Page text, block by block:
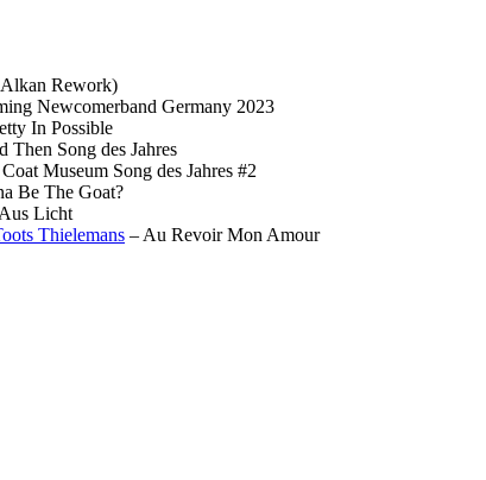
Rework)
Newcomerband Germany 2023
In Possible
Then Song des Jahres
Museum Song des Jahres #2
Be The Goat?
Licht
Thielemans – Au Revoir Mon Amour